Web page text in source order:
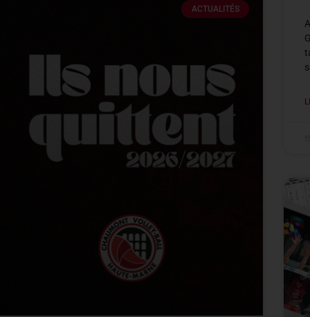
ACTUALITÉS